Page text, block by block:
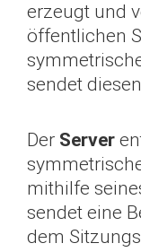
erzeugt und
öffentlichen
sendet
Der Server
mithilfe
sendet eine
dem